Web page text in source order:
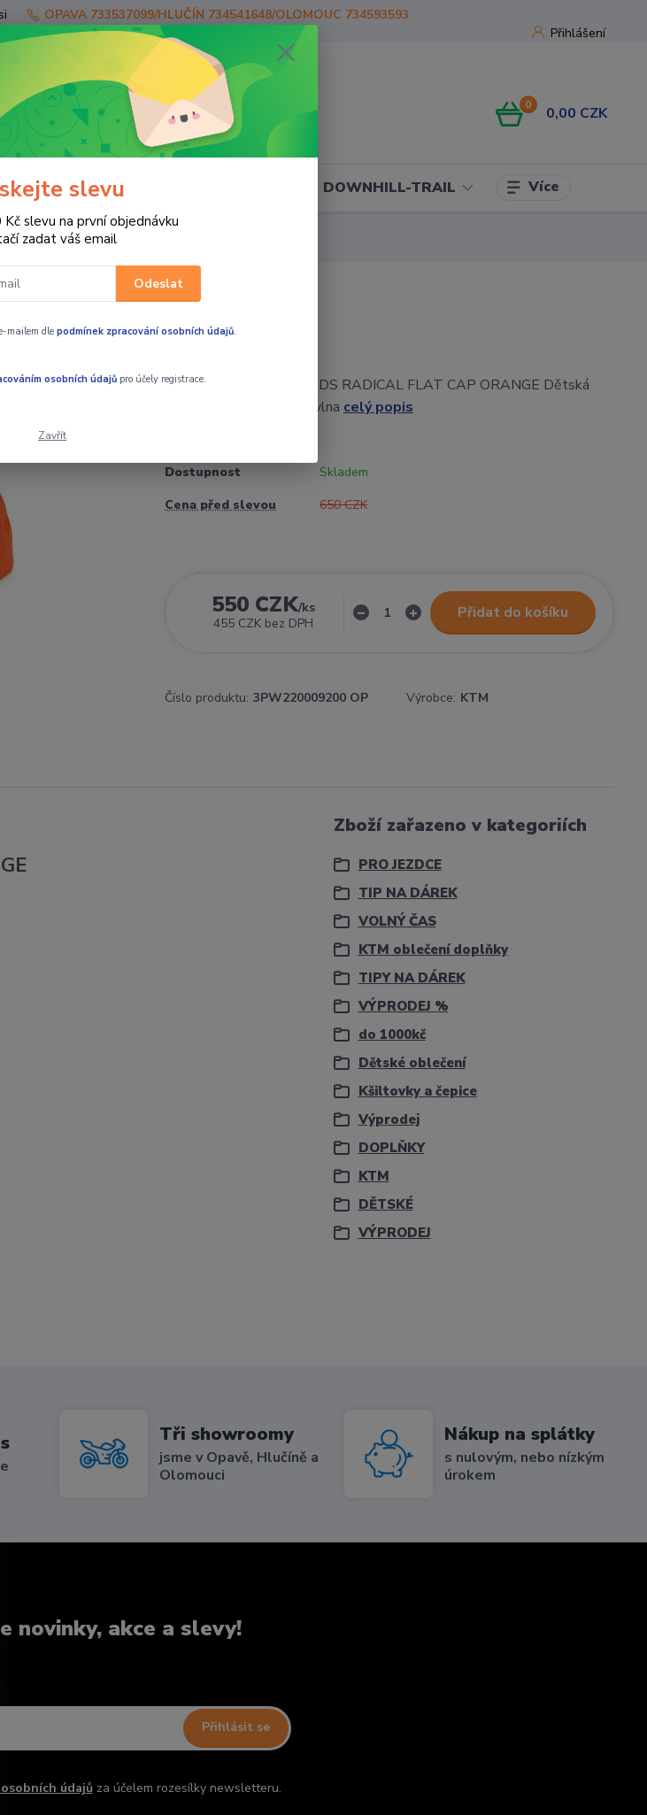
Přihlášení
Hledat
OPAVA 733537099/HLUČÍN 734541648/OLOMOUC 734593593
0 0,00 CZK
PRO JEZDCE DOWNHILL-TRAIL Více
FLAT CAP ORANGE
KTM dětská kšiltovka KIDS RADICAL FLAT CAP ORANGE Dětská
kšiltovka KTM100% bavlna celý popis
Dostupnost
Skladem
Cena před slevou
650 CZK
550 CZK/ks
455 CZK bez DPH
Přidat do košíku
Číslo produktu: 3PW220009200 OP Výrobce: KTM
Zboží zařazeno v kategoriích
PRO JEZDCE
TIP NA DÁREK
VOLNÝ ČAS
KTM oblečení doplňky
TIPY NA DÁREK
VÝPRODEJ %
do 1000kč
Dětské oblečení
Kšiltovky a čepice
Výprodej
DOPLŇKY
KTM
DĚTSKÉ
VÝPRODEJ
Tři showroomy
jsme v Opavě, Hlučíně a
Olomouci
Nákup na splátky
s nulovým, nebo nízkým
úrokem
novinky, akce a slevy!
Přihlásit se
údajůza účelem rozesílky newsletteru.
slevu
slevu na první objednávku
zadat váš email
Odeslat
mailem dle podmínek zpracování osobních údajů.
osobních údajůpro účely registrace.
Zavřít